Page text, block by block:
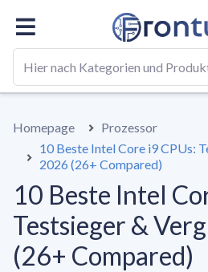
GESAMT
Homepage
Prozessor
10 Beste Intel Core i9 CPUs:
2026 (26+ Compared)
10 Beste Intel
Testsieger &
(26+ Compared)